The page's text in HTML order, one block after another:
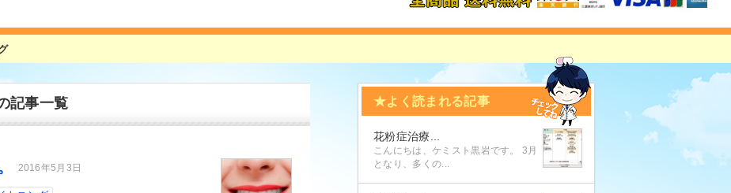
記事一覧
2016年5月3日
★よく読まれる記事
花粉症治療...
こんにちは、ケミスト黒岩です。 3月
となり、多くの...